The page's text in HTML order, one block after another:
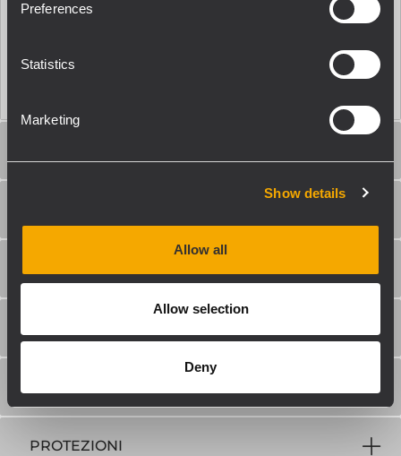
Preferences
Statistics
Marketing
Show details
Allow all
Allow selection
Deny
2
Serial
PROTEZIONI